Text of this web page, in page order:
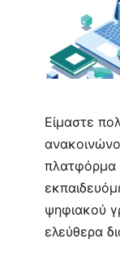
Είμαστε
πλατφόρμα
ψηφιακού
ελεύθερα